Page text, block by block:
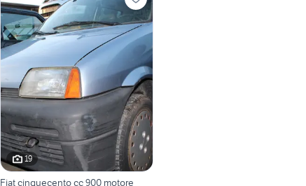
19
Fiat cinquecento cc 900 motore